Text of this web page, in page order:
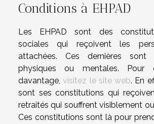
Conditions à EHPAD
Les EHPAD sont des
sociales qui reçoivent les
attachées. Ces dernières sont
physiques ou mentales. Pour
davantage,visitez le site web. En
sont ses constitutions qui
retraités qui souffrent visiblement
Ces constitutions sont là pour